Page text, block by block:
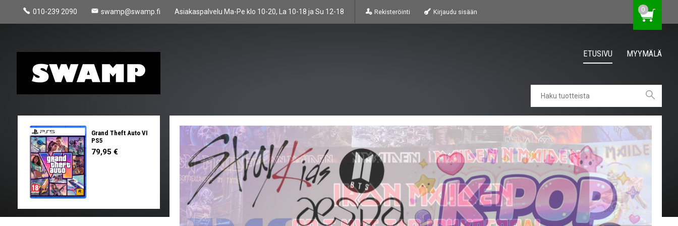
010-239 2090 swamp@swamp.fi Asiakaspalvelu Ma-Pe klo 10-20, La 10-18 ja Su 12-18 Rekisteröinti Kirjaudu sisään 0
ETUSIVU MYYMÄLÄ
Grand Theft Auto VI
PS5
79,95 €